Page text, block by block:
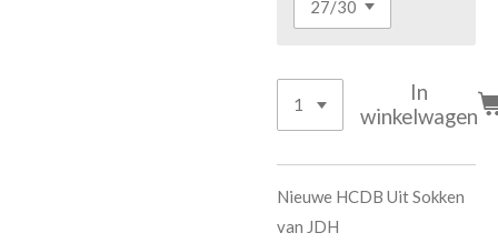
In
winkelwagen
Nieuwe HCDB Uit Sokken
van JDH